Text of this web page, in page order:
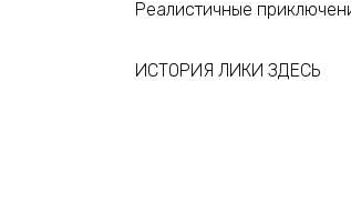
Реалистичные
ИСТОРИЯ ЛИКИ ЗДЕСЬ